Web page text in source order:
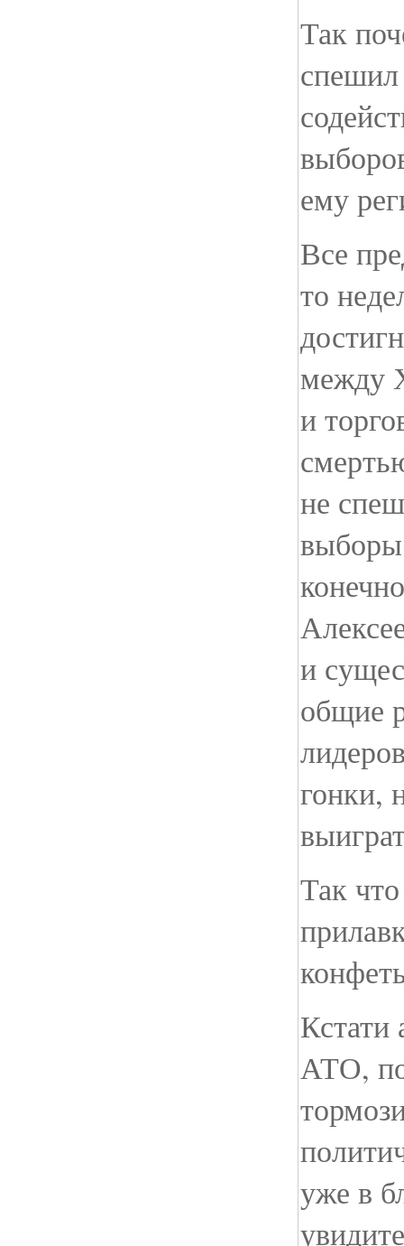
Так
ему
Все
то
между
и
не
выборы
и
общие
гонки,
Так
Кстати
АТО,
уже в